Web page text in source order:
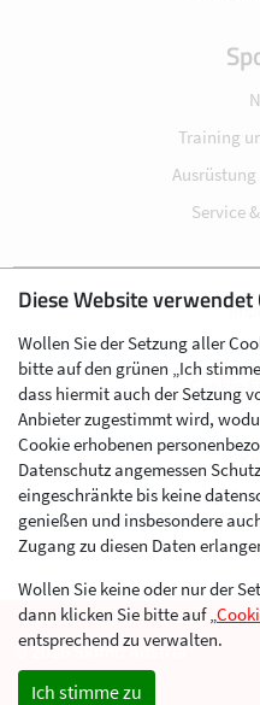
Training
Service
Cookie-
Werben im
© 2026 Skimo Austria
Diese Website verwendet
Wollen Sie der Setzung aller
bitte auf den grünen „Ich
dass hiermit auch der Setzung
Anbieter zugestimmt wird,
Cookie erhobenen
Datenschutz angemessen
eingeschränkte bis keine
genießen und insbesondere
Zugang zu diesen Daten
Wollen Sie keine oder nur der
dann klicken Sie bitte auf „
entsprechend zu verwalten.
Ich stimme zu